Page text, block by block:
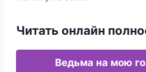
Читать онлайн
Ведьма на мою